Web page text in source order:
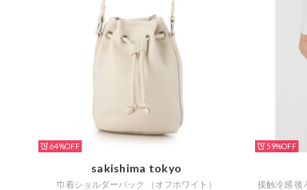
64%
sakishima tokyo
巾着ショルダーバック （オフホワイト）
59%